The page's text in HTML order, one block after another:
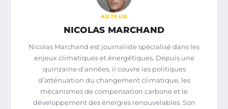
AUTEUR
NICOLAS MARCHAND
Nicolas Marchand est journaliste spécialisé dans les
enjeux climatiques et énergétiques. Depuis une
quinzaine d’années, il couvre les politiques
d’atténuation du changement climatique, les
mécanismes de compensation carbone et le
développement des énergies renouvelables. Son